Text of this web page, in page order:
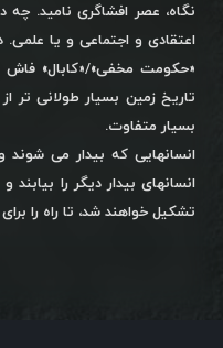
نگاه، عصر افشاگری نامید.
اعتقادی و اجتماعی و یا
«حکومت مخفی»/«کابال»
تاریخ زمین بسیار طولانی
بسیار متفاوت.
انسانهایی که بیدار می شوند
انسانهای بیدار دیگر را
تشکیل خواهند شد، تا راه را